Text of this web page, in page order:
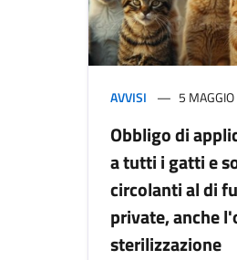
AVVISI 5
Obbligo di
a tutti i gatti e
circolanti al di
private, anche
sterilizzazione